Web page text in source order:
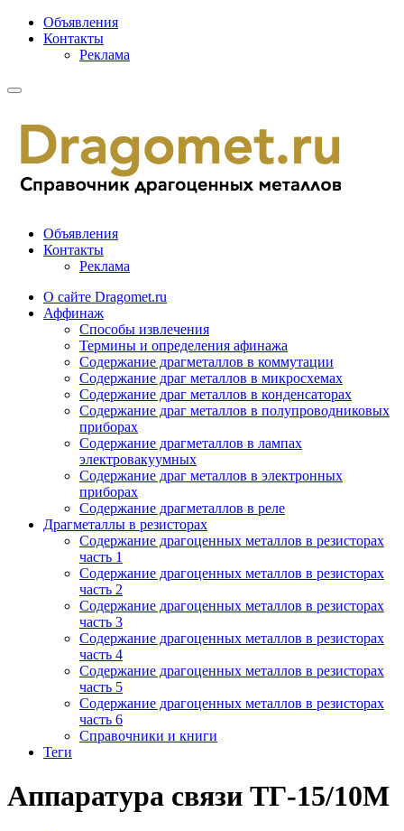
Объявления
Контакты
Реклама
Объявления
Контакты
Реклама
О сайте Dragomet.ru
Аффинаж
Способы извлечения
Термины и определения афинажа
Содержание драгметаллов в коммутации
Содержание драг металлов в микросхемах
Содержание драг металлов в конденсаторах
Содержание драг металлов в полупроводниковых
приборах
Содержание драгметаллов в лампах
электровакуумных
Содержание драг металлов в электронных
приборах
Содержание драгметаллов в реле
Драгметаллы в резисторах
Содержание драгоценных металлов в резисторах
часть 1
Содержание драгоценных металлов в резисторах
часть 2
Содержание драгоценных металлов в резисторах
часть 3
Содержание драгоценных металлов в резисторах
часть 4
Содержание драгоценных металлов в резисторах
часть 5
Содержание драгоценных металлов в резисторах
часть 6
Справочники и книги
Теги
Аппаратура связи ТГ-15/10М